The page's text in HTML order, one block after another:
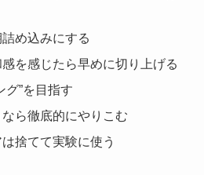
め込みにする
を感じたら早めに切り上げる
グ”を目指す
ら徹底的にやりこむ
捨てて実験に使う